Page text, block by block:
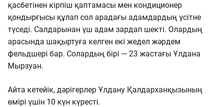
қасбетінен кірпіш қаптамасы мен кондиционер
қондырғысы құлап сол арадағы адамдардың үсітне
түседі. Салдарынан үш адам зардап шекті. Олардың
арасында шақыртуға келген екі жедел жәрдем
фельдшері бар. Солардың бірі — 23 жастағы Ұлдана
Мырзуан.
Айта кетейік, дәрігерлер Ұлдану Қалдарханқызының
өмірі үшін 10 күн күресті.